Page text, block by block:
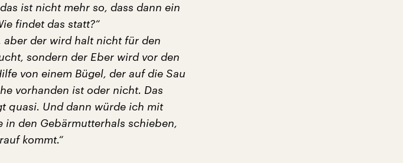
ist nicht mehr so, dass dann ein
findet das statt?“
aber der wird halt nicht für den
sondern der Eber wird vor den
von einem Bügel, der auf die Sau
vorhanden ist oder nicht. Das
quasi. Und dann würde ich mit
in den Gebärmutterhals schieben,
kommt.“